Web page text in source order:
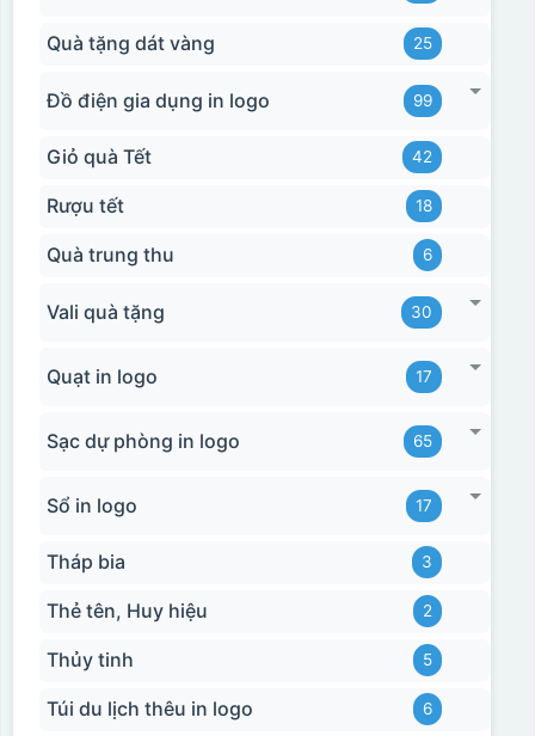
Quà tặng dát vàng 25
Đồ điện gia dụng in logo 99
Giỏ quà Tết 42
Rượu tết 18
Quà trung thu 6
Vali quà tặng 30
Quạt in logo 17
Sạc dự phòng in logo 65
Sổ in logo 17
Tháp bia 3
Thẻ tên, Huy hiệu 2
Thủy tinh 5
Túi du lịch thêu in logo 6